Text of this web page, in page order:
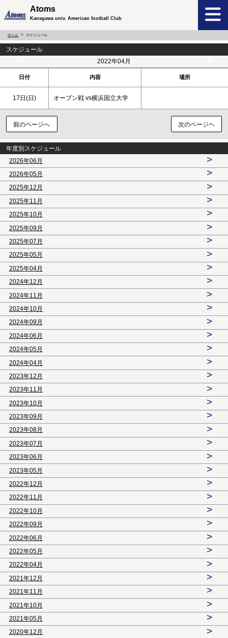
Atoms
Kanagawa univ. American football Club
ホーム スケジュール
スケジュール
2022年04月
日付 内容 場所
17日(日) オープン戦 vs横浜国立大学
前のページへ 次のページヘ
年度別スケジュール
2026年06月
>
2026年05月 >
2025年12月 >
2025年11月 >
2025年10月 >
2025年09月 >
2025年07月 >
2025年05月 >
2025年04月 >
2024年12月 >
2024年11月 >
2024年10月 >
2024年09月 >
2024年06月 >
2024年05月 >
2024年04月 >
2023年12月 >
2023年11月 >
2023年10月 >
2023年09月 >
2023年08月 >
2023年07月 >
2023年06月 >
2023年05月 >
2022年12月 >
2022年11月 >
2022年10月 >
2022年09月 >
2022年06月 >
2022年05月 >
2022年04月 >
2021年12月 >
2021年11月 >
2021年10月 >
2021年05月 >
2020年12月 >